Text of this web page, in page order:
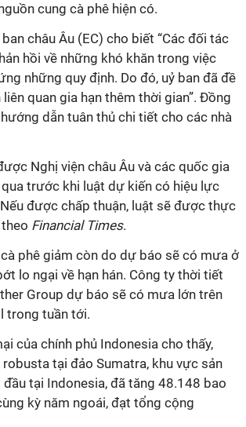
cung cà phê hiện có.
châu Âu (EC) cho biết “Các đối tác
hồi về những khó khăn trong việc
những quy định. Do đó, uỷ ban đã đề
quan gia hạn thêm thời gian”. Đồng
dẫn tuân thủ chi tiết cho các nhà
Nghị viện châu Âu và các quốc gia
trước khi luật dự kiến có hiệu lực
được chấp thuận, luật sẽ được thực
Financial Times.
phê giảm còn do dự báo sẽ có mưa ở
lo ngại về hạn hán. Công ty thời tiết
Group dự báo sẽ có mưa lớn trên
trong tuần tới.
của chính phủ Indonesia cho thấy,
robusta tại đảo Sumatra, khu vực sản
đầu tại Indonesia, đã tăng 48.148 bao
kỳ năm ngoái, đạt tổng cộng